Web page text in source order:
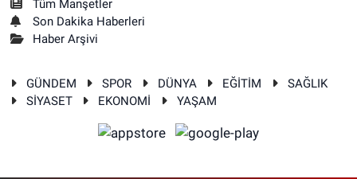
Tüm Manşetler
Son Dakika Haberleri
Haber Arşivi
GÜNDEM SPOR DÜNYA EĞİTİM
SAĞLIK
SİYASET
EKONOMİ YAŞAM